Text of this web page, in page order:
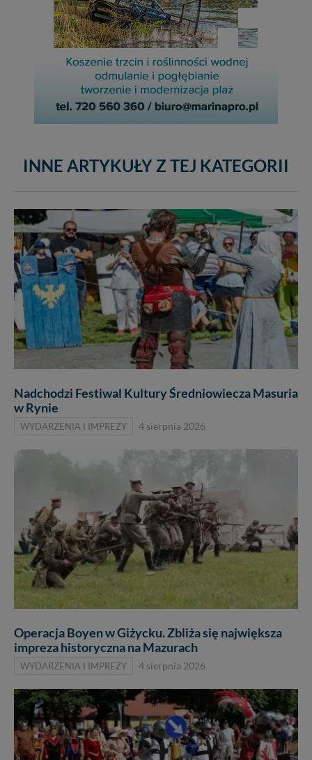
INNE ARTYKUŁY Z TEJ KATEGORII
Nadchodzi Festiwal Kultury Średniowiecza Masuria
w Rynie
WYDARZENIA I IMPREZY 4 sierpnia 2026
Operacja Boyen w Giżycku. Zbliża się największa
impreza historyczna na Mazurach
WYDARZENIA I IMPREZY 4 sierpnia 2026